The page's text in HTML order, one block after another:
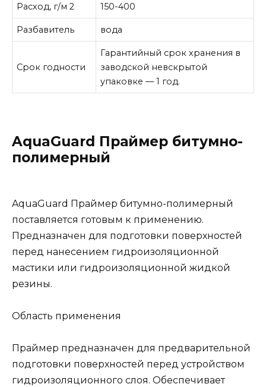
Расход, г/м 2 150-400
Разбавитель вода
Срок годности
Гарантийный срок хранения в
заводской невскрытой
упаковке — 1 год.
AquaGuard Праймер битумно-
полимерный
AquaGuard Праймер битумно-полимерный
поставляется готовым к применению.
Предназначен для подготовки поверхностей
перед нанесением гидроизоляционной
мастики или гидроизоляционной жидкой
резины.
Область применения
Праймер предназначен для предварительной
подготовки поверхностей перед устройством
гидроизоляционного слоя. Обеспечивает